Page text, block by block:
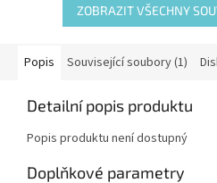
ZOBRAZIT VŠECHNY
Popis Související soubory (1)
Detailní popis produktu
Popis produktu není dostupný
Doplňkové parametry